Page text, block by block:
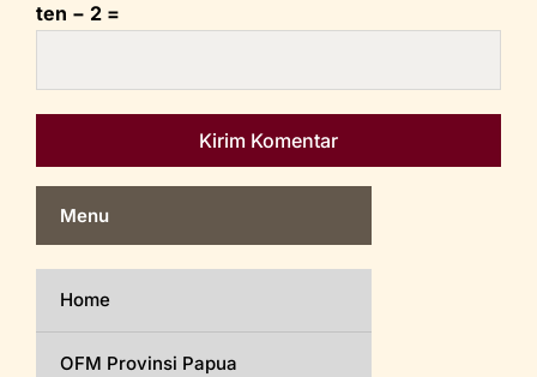
ten − 2 =
Menu
Home
OFM Provinsi Papua